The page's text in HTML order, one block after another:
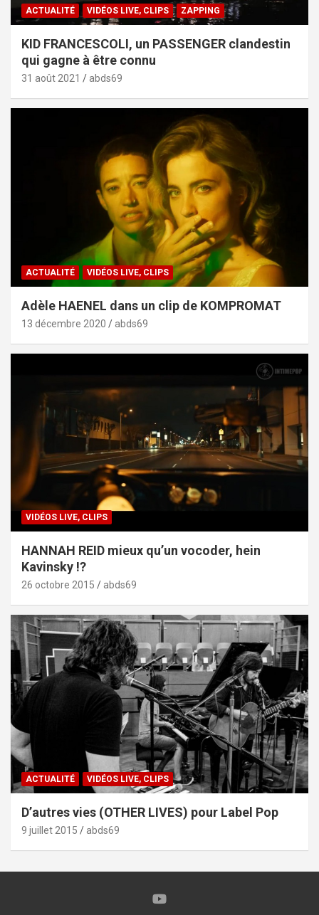
ACTUALITÉ VIDÉOS LIVE, CLIPS ZAPPING
KID FRANCESCOLI, un PASSENGER clandestin
qui gagne à être connu
31 août 2021 abds69
ACTUALITÉ VIDÉOS LIVE, CLIPS
Adèle HAENEL dans un clip de KOMPROMAT
13 décembre 2020 abds69
VIDÉOS LIVE, CLIPS
HANNAH REID mieux qu’un vocoder, hein
Kavinsky !?
26 octobre 2015 abds69
ACTUALITÉ VIDÉOS LIVE, CLIPS
D’autres vies (OTHER LIVES) pour Label Pop
9 juillet 2015 abds69